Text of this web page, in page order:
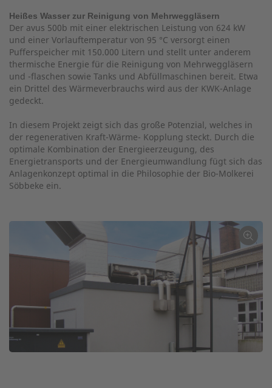
Heißes Wasser zur Reinigung von Mehrweggläsern
Der avus 500b mit einer elektrischen Leistung von 624 kW
und einer Vorlauftemperatur von 95 °C versorgt einen
Pufferspeicher mit 150.000 Litern und stellt unter anderem
thermische Energie für die Reinigung von Mehrweggläsern
und -flaschen sowie Tanks und Abfüllmaschinen bereit. Etwa
ein Drittel des Wärmeverbrauchs wird aus der KWK-Anlage
gedeckt.
In diesem Projekt zeigt sich das große Potenzial, welches in
der regenerativen Kraft-Wärme- Kopplung steckt. Durch die
optimale Kombination der Energieerzeugung, des
Energietransports und der Energieumwandlung fügt sich das
Anlagenkonzept optimal in die Philosophie der Bio-Molkerei
Söbbeke ein.